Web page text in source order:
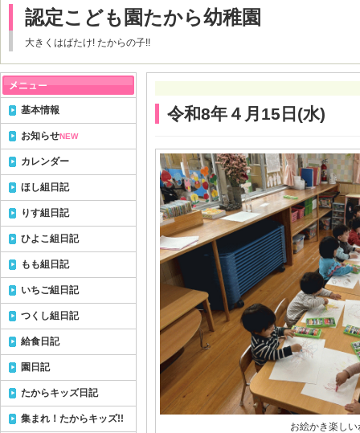
認定こども園たから幼稚園
大きくはばたけ! たからの子!!
令和8年４月15日(水)
お絵かき楽し
基本情報
お知らせNEW
カレンダー
ほし組日記
りす組日記
ひよこ組日記
もも組日記
いちご組日記
つくし組日記
給食日記
園日記
たからキッズ日記
集まれ！たからキッズ!!